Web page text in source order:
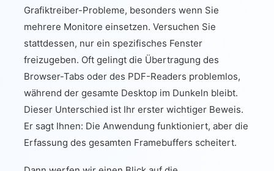
Grafiktreiber-Probleme, besonders wenn Sie
mehrere Monitore einsetzen. Versuchen Sie
stattdessen, nur ein spezifisches Fenster
freizugeben. Oft gelingt die Übertragung des
Browser-Tabs oder des PDF-Readers problemlos,
während der gesamte Desktop im Dunkeln bleibt.
Dieser Unterschied ist Ihr erster wichtiger Beweis.
Er sagt Ihnen: Die Anwendung funktioniert, aber die
Erfassung des gesamten Framebuffers scheitert.